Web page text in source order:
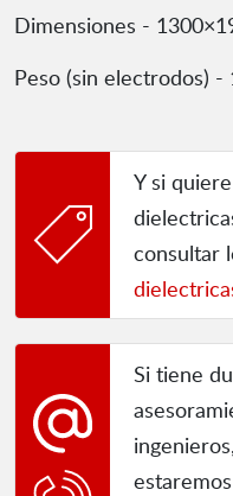
Dimensiones -
Peso (sin electrodos) -
Y si
consultar
Si tiene
ingenieros,